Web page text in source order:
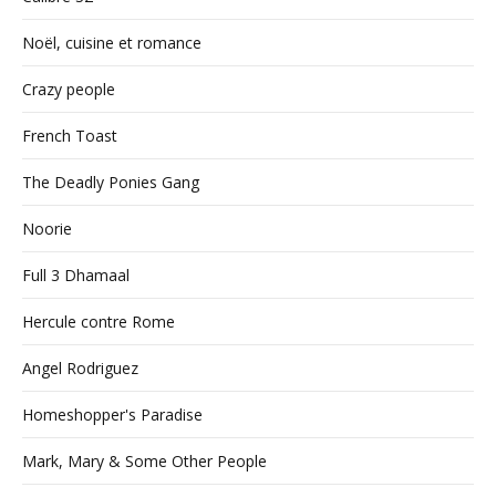
Noël, cuisine et romance
Crazy people
French Toast
The Deadly Ponies Gang
Noorie
Full 3 Dhamaal
Hercule contre Rome
Angel Rodriguez
Homeshopper's Paradise
Mark, Mary & Some Other People